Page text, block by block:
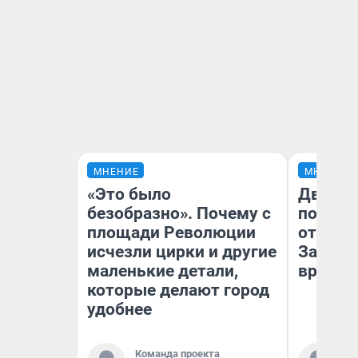
МНЕНИЕ
«Это было
безобразно». Почему с
площади Революции
исчезли цирки и другие
маленькие детали,
которые делают город
удобнее
Команда проекта
МНЕНИЕ
Два
от 100
врачей